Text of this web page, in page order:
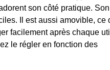
son côté pratique. Son
Il est aussi amovible, ce
facilement après chaque
le régler en fonction des